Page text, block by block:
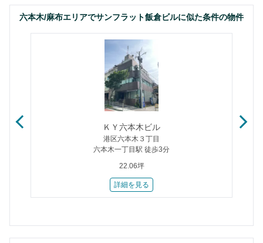
六本木/麻布エリアでサンフラット飯倉ビルに似た条件の物件
ＫＹ六本木ビル
港区六本木３丁目
六本木一丁目駅 徒歩3分
22.06坪
詳細を見る